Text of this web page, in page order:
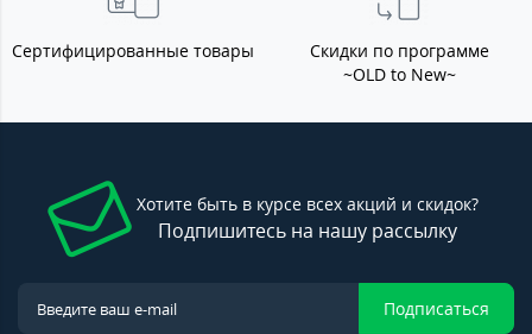
Сертифицированные товары
Скидки по программе
~OLD to New~
Хотите быть в курсе всех акций и скидок?
Подпишитесь на нашу рассылку
Подписаться